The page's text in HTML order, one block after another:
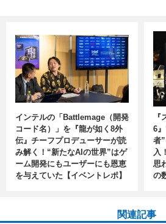
インテルの「Battlemage（開発
コード名）」を『龍が如く8外
伝』チーフプロデューサーが読
み解く！“新たなAIの世界”はゲ
ーム開発にもユーザーにも恩恵
を与えていた【イベントレポ】
6
者
入
思
の
関連記事